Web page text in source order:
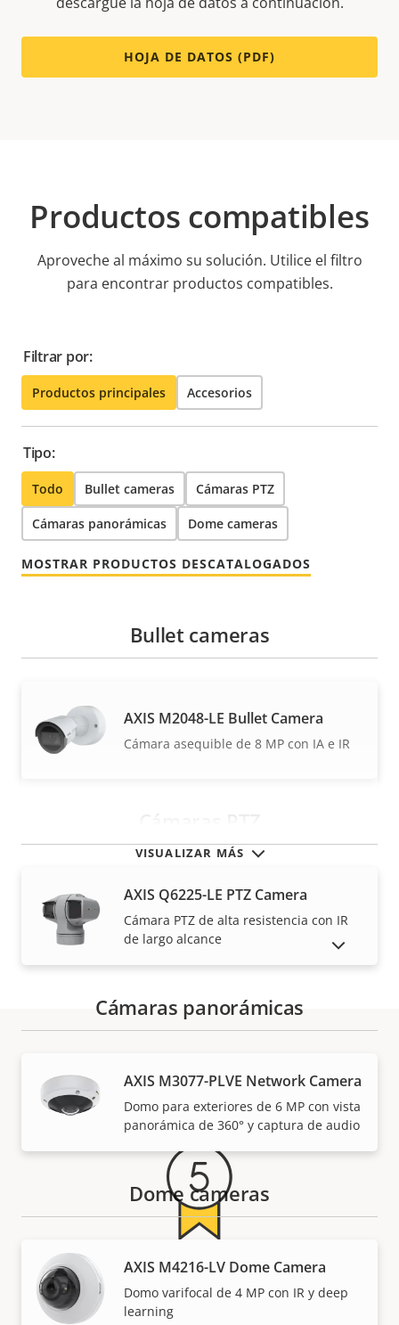
HOJA DE DATOS (PDF)
Productos compatibles
Aproveche al máximo su solución. Utilice el filtro
para encontrar productos compatibles.
Filtrar por:
Productos principales Accesorios
Tipo:
Todo Bullet cameras Cámaras PTZ
Cámaras panorámicas Dome cameras
MOSTRAR PRODUCTOS DESCATALOGADOS
VISUALIZAR MÁS
Bullet cameras
AXIS M2048-LE Bullet Camera
Cámara asequible de 8 MP con IA e IR
AXIS Q6225-LE PTZ Camera
Cámara PTZ de alta resistencia con IR
de largo alcance
Cámaras panorámicas
AXIS M3077-PLVE Network Camera
Domo para exteriores de 6 MP con vista
panorámica de 360° y captura de audio
Dome cameras
AXIS M4216-LV Dome Camera
Domo varifocal de 4 MP con IR y deep
learning
MOSTRAR PRODUCTOS DESCATALOGADOS
Garantía
Más tranquilidad para el
cliente con una garantía de 5